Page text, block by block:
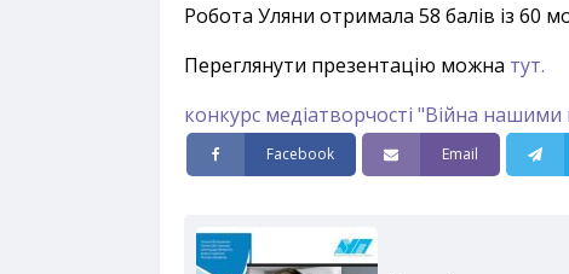
Робота Уляни отримала 58 балів із 60
Переглянути презентацію можна тут.
конкурс медіатворчості "Війна
Facebook Email